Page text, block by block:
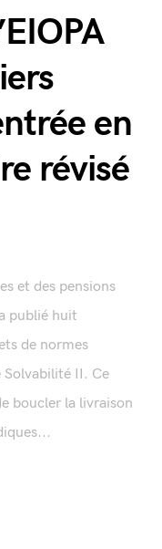
en
révisé
et des pensions
publié huit
de normes
Solvabilité II. Ce
boucler la livraison